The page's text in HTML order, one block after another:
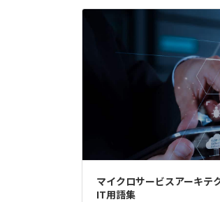
マイクロサービスアーキテ
IT用語集